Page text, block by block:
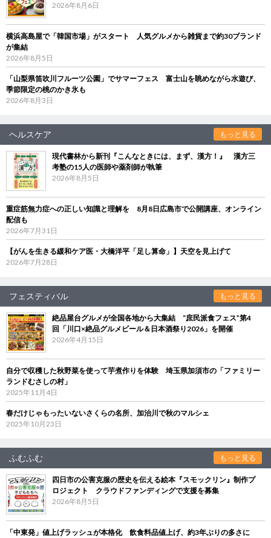
2026年8月6日
横浜高島屋で「韓国市場」がスタート 人気グルメから雑貨まで約30ブランド
が集結
2026年8月5日
「山梨県笛吹川フルーツ公園」でサマーフェス 富士山を眺めながら水遊び、
季節限定の桃のかき氷も
2026年8月3日
ヘルスケア もっと見る
現代書林から新刊『こんなときには、まず、漢方！』 漢方三
考塾の15人の医師や薬剤師が執筆
2026年8月5日
重症筋無力症への正しい知識と理解を 8月8日広島市で公開講座、オンライン
配信も
2026年7月31日
【がんを生きる緩和ケア医・大橋洋平「足し算命」】天空を見上げて
2026年7月28日
フェスティバル もっと見る
絶品屋台グルメが全国各地から大集結 “庶民派食フェス”第4
回「川口×絶品グルメビール＆日本酒祭り2026」を開催
2026年4月15日
自分で収穫した秋野菜を使って芋煮作りを体験 埼玉県加須市の「ファミリー
ランドむさしの村」
2025年11月4日
春だけじゃもったいないさくらの名所、加治川で秋のマルシェ
2025年10月23日
ふむふむ もっと見る
四日市の公害克服の歴史を伝える絵本『スモックリン』制作プ
ロジェクト クラウドファンディングで支援を募集
2026年8月5日
「中東発」値上げラッシュが本格化 飲食料品値上げ、約3年ぶりの多さに